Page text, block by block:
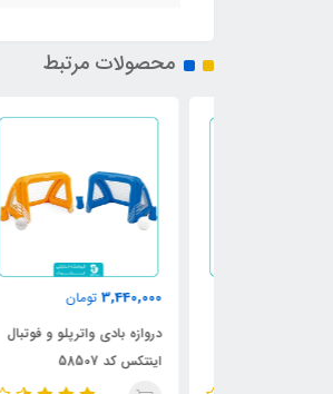
محصولات مرتبط
3,440,000 تومان
دروازه بادی واترپلو و فوتبال
اینتکس کد 58507